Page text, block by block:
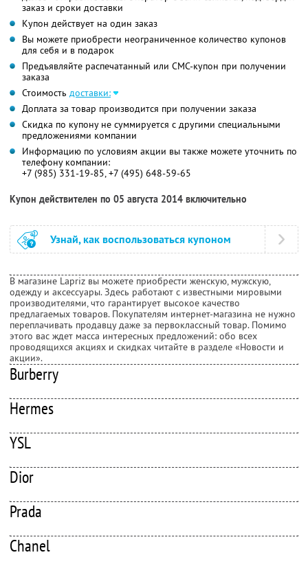
заказ и сроки доставки
Купон действует на один заказ
Вы можете приобрести неограниченное количество купонов
для себя и в подарок
Предъявляйте распечатанный или СМС-купон при получении
заказа
Стоимость доставки:
Доплата за товар производится при получении заказа
Скидка по купону не суммируется с другими специальными
предложениями компании
Информацию по условиям акции вы также можете уточнить по
телефону компании:
+7 (985) 331-19-85, +7 (495) 648-59-65
Купон действителен по 05 августа 2014 включительно
Узнай, как воспользоваться купоном
В магазине Lapriz вы можете приобрести женскую, мужскую,
одежду и аксессуары. Здесь работают с известными мировыми
производителями, что гарантирует высокое качество
предлагаемых товаров. Покупателям интернет-магазина не нужно
переплачивать продавцу даже за первоклассный товар. Помимо
этого вас ждет масса интересных предложений: обо всех
проводящихся акциях и скидках читайте в разделе «Новости и
акции».
Burberry
Hermes
YSL
Dior
Prada
Chanel